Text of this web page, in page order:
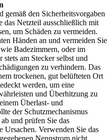
gemäß den Sicherheitsvorgaben
das Netzteil ausschließlich mit
um Schäden zu vermeiden.
Händen an und vermeiden Sie
Badezimmern, oder im
am Stecker selbst und
zu verhindern. Das
trockenen, gut belüfteten Ort
werden, um eine
und Überhitzung zu
Überlast- und
der Schutzmechanismus
und prüfen Sie das
Ursachen. Verwenden Sie das